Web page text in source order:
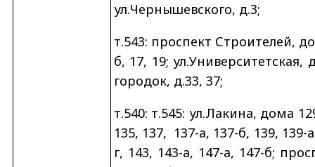
ул.Чернышевского, д.3;
т.543: проспект Строителей,
б, 17, 19;
городок, д.33, 37;
т.540: т.545: ул.Лакина, дома
135, 137, 137-а, 137-б, 139, 139-
г, 143, 143-а, 147-а, 147-б;